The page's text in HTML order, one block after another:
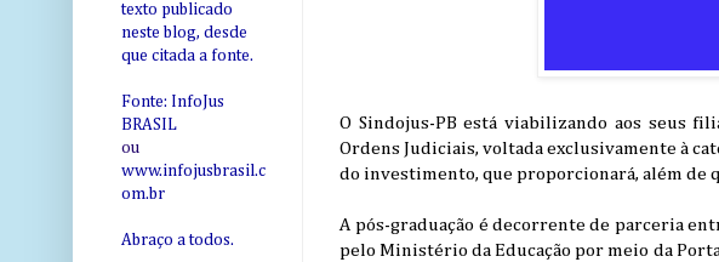
O Sindojus-PB está viabilizando aos seus
Ordens Judiciais, voltada exclusivamente à
do investimento, que proporcionará, além de
A pós-graduação é decorrente de parceria
pelo Ministério da Educação por meio da
texto publicado
neste blog, desde
que citada a fonte.
Fonte: InfoJus
BRASIL
ou
www.infojusbrasil.c
om.br
Abraço a todos.